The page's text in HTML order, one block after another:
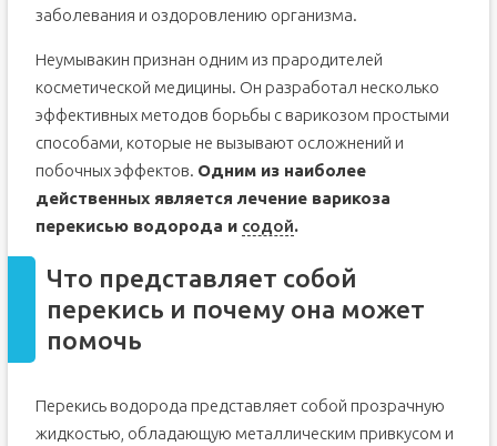
заболевания и оздоровлению организма.
Неумывакин признан одним из прародителей
косметической медицины. Он разработал несколько
эффективных методов борьбы с варикозом простыми
способами, которые не вызывают осложнений и
побочных эффектов. Одним из наиболее
действенных является лечение варикоза
перекисью водорода и содой.
Что представляет собой
перекись и почему она может
помочь
Перекись водорода представляет собой прозрачную
жидкостью, обладающую металлическим привкусом и